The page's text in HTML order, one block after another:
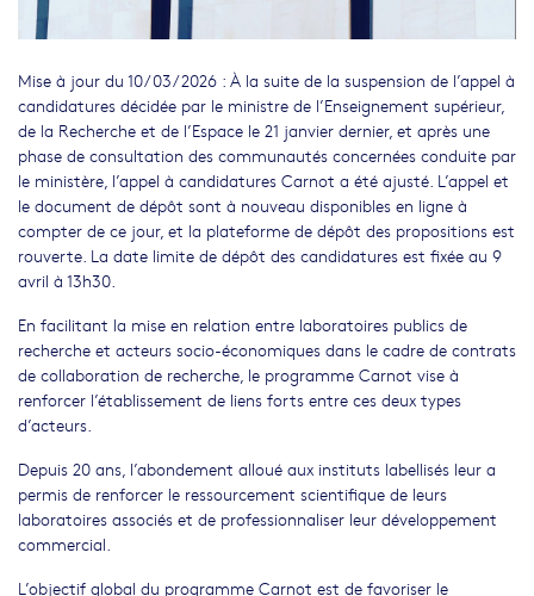
Mise à jour du 10/03/2026 : À la suite de la suspension de l’appel à
candidatures décidée par le ministre de l’Enseignement supérieur,
de la Recherche et de l’Espace le 21 janvier dernier, et après une
phase de consultation des communautés concernées conduite par
le ministère, l’appel à candidatures Carnot a été ajusté. L’appel et
le document de dépôt sont à nouveau disponibles en ligne à
compter de ce jour, et la plateforme de dépôt des propositions est
rouverte. La date limite de dépôt des candidatures est fixée au 9
avril à 13h30.
En facilitant la mise en relation entre laboratoires publics de
recherche et acteurs socio-économiques dans le cadre de contrats
de collaboration de recherche, le programme Carnot vise à
renforcer l’établissement de liens forts entre ces deux types
d’acteurs.
Depuis 20 ans, l’abondement alloué aux instituts labellisés leur a
permis de renforcer le ressourcement scientifique de leurs
laboratoires associés et de professionnaliser leur développement
commercial.
L’objectif global du programme Carnot est de favoriser le